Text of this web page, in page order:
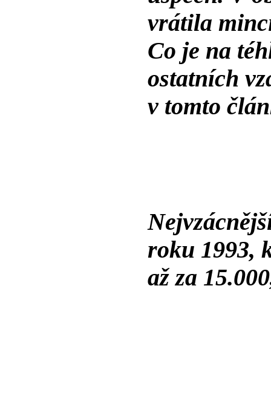
vrátila
Co je na
ostatních
v tomto
roku 1993,
až za